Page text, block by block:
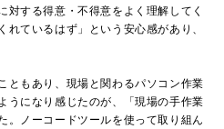
対する得意・不得意をよく理解してく
ているはず」という安心感があり、
ともあり、現場と関わるパソコン作業
うになり感じたのが、「現場の手作業
。ノーコードツールを使って取り組ん